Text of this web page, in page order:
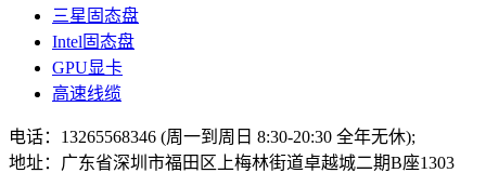
三星固态盘
Intel固态盘
GPU显卡
高速线缆
电话：13265568346 (周一到周日 8:30-20:30 全年无休);
地址：广东省深圳市福田区上梅林街道卓越城二期B座1303